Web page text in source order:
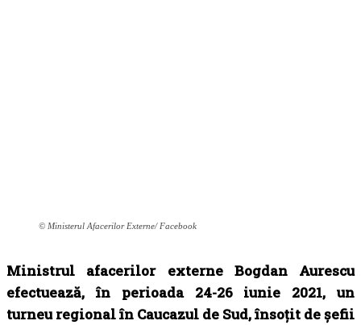
© Ministerul Afacerilor Externe/ Facebook
Ministrul afacerilor externe Bogdan Aurescu
efectuează, în perioada 24-26 iunie 2021, un
turneu regional în Caucazul de Sud, însoțit de șefii